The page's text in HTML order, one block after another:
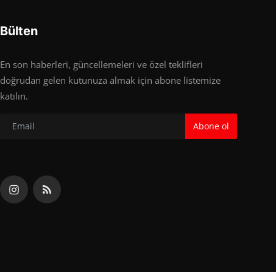
Bülten
En son haberleri, güncellemeleri ve özel teklifleri
doğrudan gelen kutunuza almak için abone listemize
katılın.
Abone ol